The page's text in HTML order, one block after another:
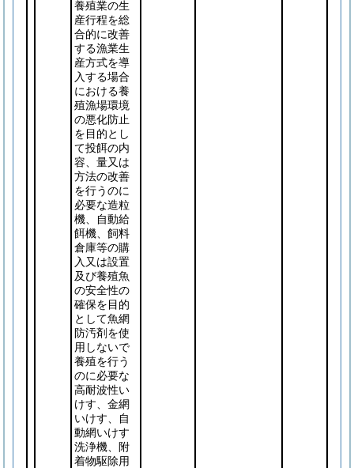
養殖業の生
産行程を総
合的に改善
する漁業生
産方式を導
入する場合
における養
殖漁場環境
の悪化防止
を目的とし
て投餌の内
容、量又は
方法の改善
を行うのに
必要な造粒
機、自動給
餌機、飼料
倉庫等の購
入又は設置
及び養殖魚
の安全性の
確保を目的
として魚網
防汚剤を使
用しないで
養殖を行う
のに必要な
高耐波性い
けす、金網
いけす、自
動網いけす
洗浄機、附
着物駆除用